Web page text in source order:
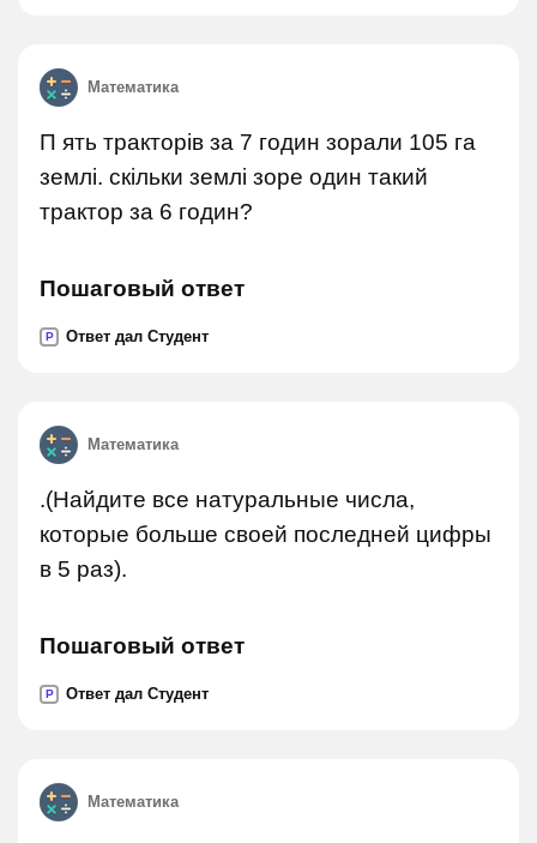
Математика
П ять тракторів за 7 годин зорали 105 га
землі. скільки землі зоре один такий
трактор за 6 годин?
Пошаговый ответ
P Ответ дал Студент
Математика
.(Найдите все натуральные числа,
которые больше своей последней цифры
в 5 раз).
Пошаговый ответ
P Ответ дал Студент
Математика